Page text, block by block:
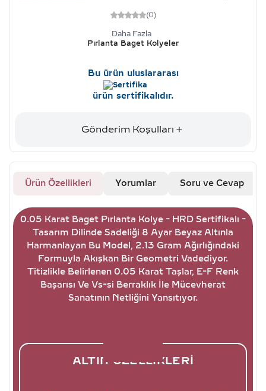
(0)
Daha Fazla
Pırlanta Baget Kolyeler
Bu ürün uluslararası
ürün sertifikalıdır.
Gönderim Koşulları
Ürün Özellikleri Yorumlar Soru ve Cevap
0.05 Karat Baget Pırlanta Kolye - HRD Sertifikalı -
Tasarım Dilinde Sadeliği 8 Ayar Beyaz Altınla
Harmanlayan Bu Model, 2.13 Gram Ağırlığındaki
Formuyla Akışkan Bir Geometri Vadediyor.
Titizlikle Belirlenen 0.05 Karat Taşlar, E-F Renk
Başarısı Ve Vs-si Berraklık İle Mücevherat
Sanatının Netliğini Yansıtıyor.
ALTIN ÖZELLIKLERI